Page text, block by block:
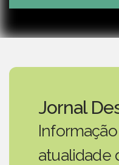
Play
Jornal
atualidade